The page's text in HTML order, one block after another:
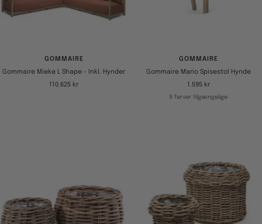
GOMMAIRE
Gommaire Mieke L Shape - Inkl. Hynder
Tilbudspris
110.625 kr
GOMMAIRE
Gommaire Mario Spisestol Hynde
Tilbudspris
1.595 kr
9 farver tilgængelige